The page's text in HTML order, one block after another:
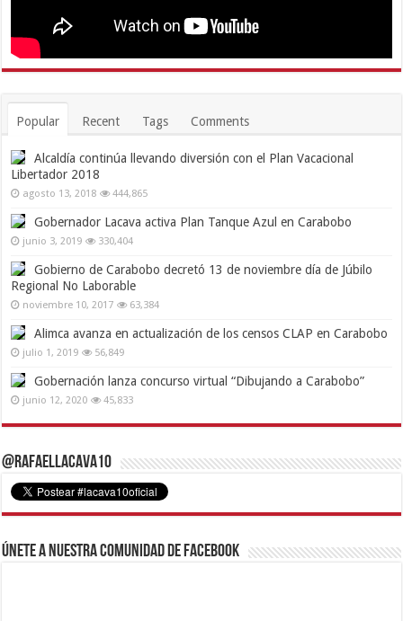
Popular Recent Tags Comments
Alcaldía continúa llevando diversión con el Plan Vacacional
Libertador 2018
agosto 13, 2018 444,865
Gobernador Lacava activa Plan Tanque Azul en Carabobo
junio 3, 2019 330,404
Gobierno de Carabobo decretó 13 de noviembre día de Júbilo
Regional No Laborable
noviembre 10, 2017 63,384
Alimca avanza en actualización de los censos CLAP en Carabobo
julio 1, 2019 56,849
Gobernación lanza concurso virtual “Dibujando a Carabobo”
junio 12, 2020 45,833
@RafaelLacava10
Únete a nuestra comunidad de Facebook